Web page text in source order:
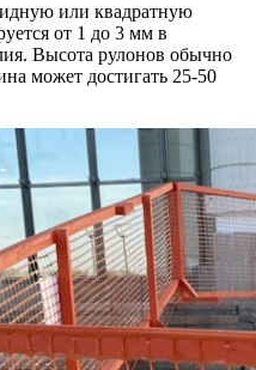
или квадратную
от 1 до 3 мм в
Высота рулонов обычно
может достигать 25-50